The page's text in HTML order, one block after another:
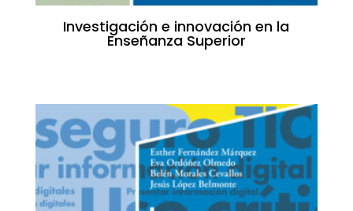
Investigación e innovación en la
Enseñanza Superior